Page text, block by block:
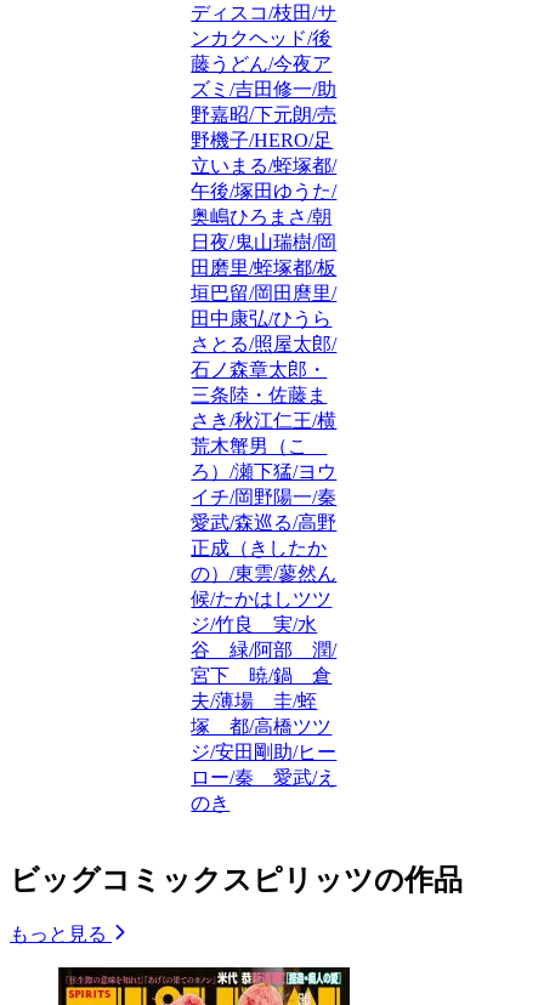
ディスコ/枝田/サ
ンカクヘッド/後
藤うどん/今夜ア
ズミ/吉田修一/助
野嘉昭/下元朗/売
野機子/HERO/足
立いまる/蛭塚都/
午後/塚田ゆうた/
奥嶋ひろまさ/朝
日夜/鬼山瑞樹/岡
田磨里/蛭塚都/板
垣巴留/岡田麿里/
田中康弘/ひうら
さとる/照屋太郎/
石ノ森章太郎・
三条陸・佐藤ま
さき/秋江仁王/横
荒木蟹男（こゝ
ろ）/瀬下猛/ヨウ
イチ/岡野陽一/秦
愛武/森巡る/高野
正成（きしたか
の）/東雲/蓼然ん
候/たかはしツツ
ジ/竹良 実/水
谷 緑/阿部 潤/
宮下 暁/鍋 倉
夫/薄場 圭/蛭
塚 都/高橋ツツ
ジ/安田剛助/ヒー
ロー/秦 愛武/え
のき
ビッグコミックスピリッツの作品
もっと見る